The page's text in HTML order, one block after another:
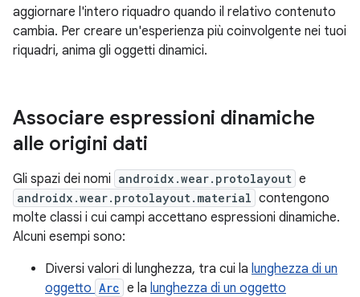
aggiornare l'intero riquadro quando il relativo contenuto
cambia. Per creare un'esperienza più coinvolgente nei tuoi
riquadri, anima gli oggetti dinamici.
Associare espressioni dinamiche
alle origini dati
Gli spazi dei nomi androidx.wear.protolayout e
androidx.wear.protolayout.material contengono
molte classi i cui campi accettano espressioni dinamiche.
Alcuni esempi sono:
Diversi valori di lunghezza, tra cui la lunghezza di un
oggetto Arc e la lunghezza di un oggetto